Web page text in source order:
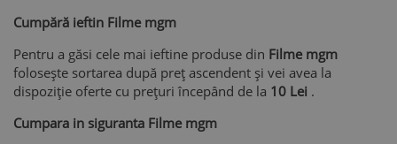
Cumpără ieftin Filme mgm
Pentru a găsi cele mai ieftine produse din Filme mgm
folosește sortarea după preț ascendent și vei avea la
dispoziție oferte cu prețuri începând de la 10 Lei .
Cumpara in siguranta Filme mgm